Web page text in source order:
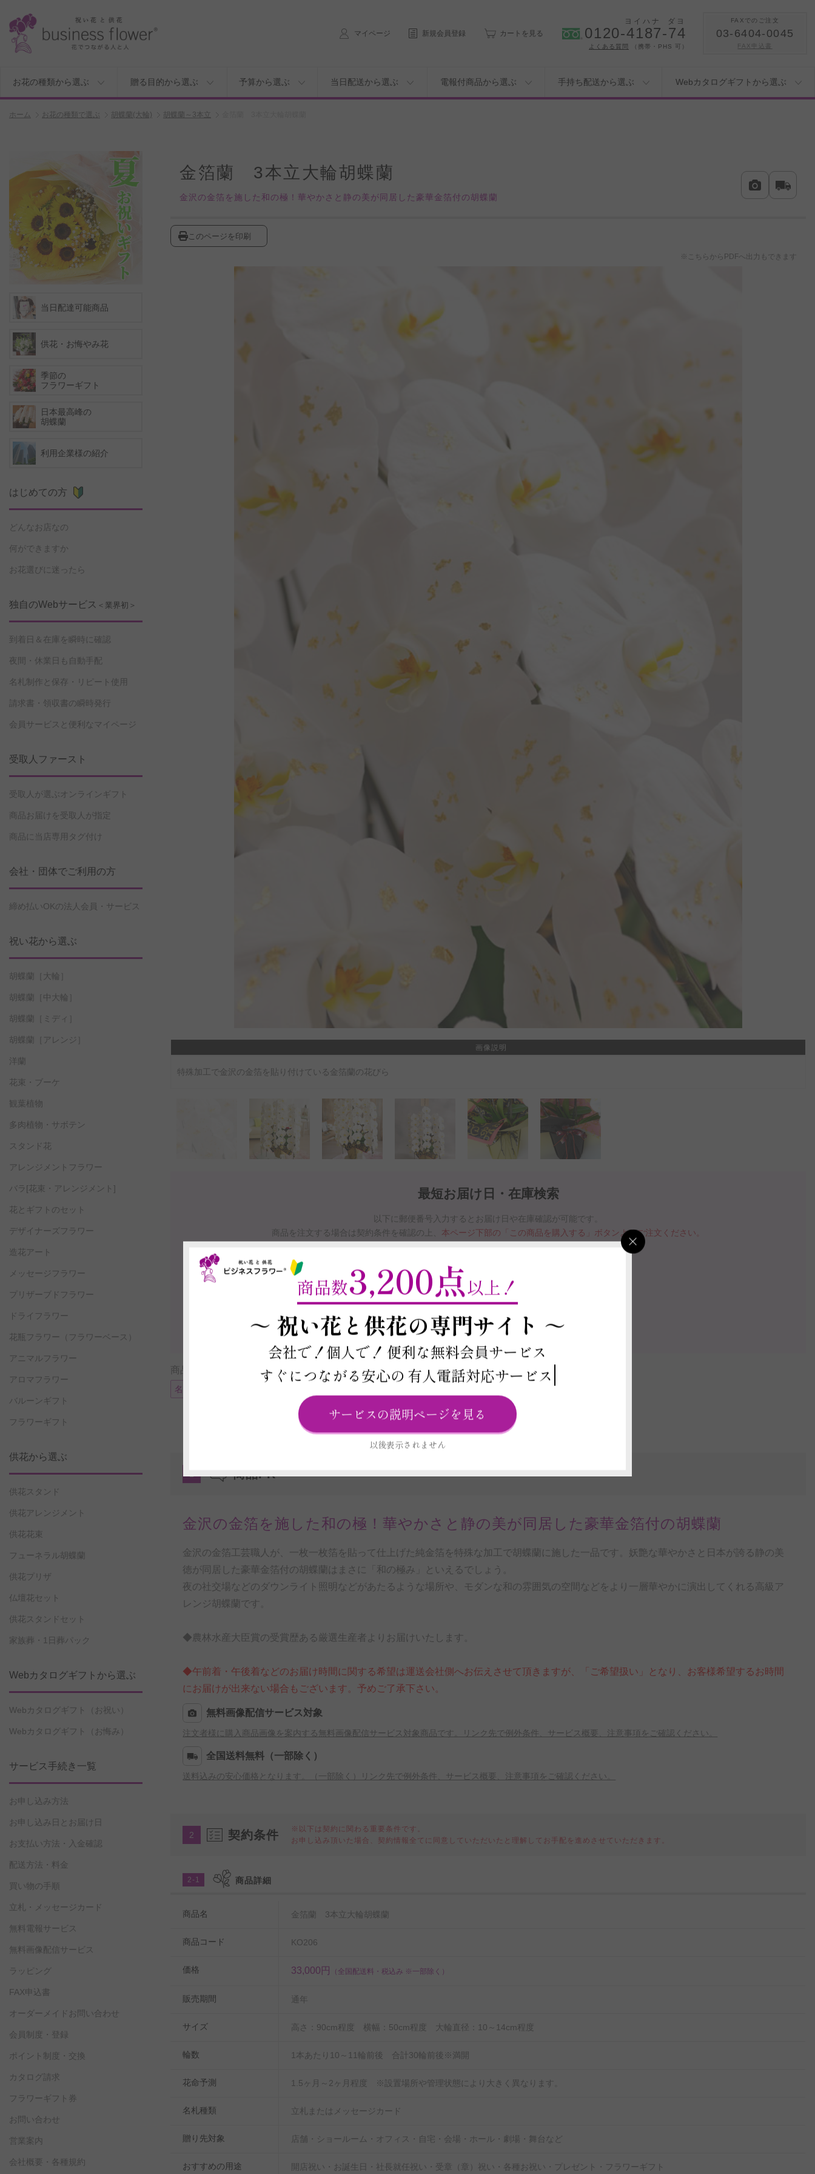
マイページ 新規会員登録 カートを見る
ヨイハナ ダヨ
0120-4187-74
よくある質問 （携帯・PHS 可）
FAXでのご注文
03-6404-0045
FAX申込書
お花の種類から選ぶ 贈る目的から選ぶ 予算から選ぶ 当日配送から選ぶ 電報付商品から選ぶ 手持ち配送から選ぶ Webカタログギフトから選ぶ
ホーム お花の種類で選ぶ 胡蝶蘭(大輪) 胡蝶蘭～3本立
金箔蘭 3本立大輪胡蝶蘭
金沢の金箔を施した和の極！華やかさと静の美が同居した豪華金箔付の胡蝶蘭
このページを印刷
※こちらからPDFへ出力もできます
最短お届け日・在庫検索
以下に郵便番号入力するとお届け日や在庫確認が可能です。
商品を注文する場合は契約条件を確認の上、 本ページ下部の「この商品を購入する」ボタンよりご注文ください。
お届け日と在庫検索についての案内動画
この商品の在庫・お届け日を確認する
商品に付帯可能なサービス
名札またはメッセージカード
画像説明
特殊加工で金沢の金箔を貼り付けている金箔蘭の花びら
1 商品PR
金沢の金箔を施した和の極！華やかさと静の美が同居した豪華金箔付の胡蝶蘭
金沢の金箔工芸職人が、一枚一枚箔を貼って仕上げた純金箔を特殊な加工で胡蝶蘭に施した一品です。妖艶な華やかさと日本が誇る静の美
徳が同居した豪華金箔付の胡蝶蘭はまさに「和の極み」といえるでしょう。
夜の社交場などのダウンライト照明などがあたるような場所や、モダンな和の雰囲気の空間などをより一層華やかに演出してくれる高級ア
レンジ胡蝶蘭です。
◆農林水産大臣賞の受賞歴ある厳選生産者よりお届けいたします。
◆午前着・午後着などのお届け時間に関する希望は運送会社側へお伝えさせて頂きますが、「ご希望扱い」となり、お客様希望するお時間
にお届けが出来ない場合もございます。予めご了承下さい。
無料画像配信サービス対象
注文者様に購入商品画像を案内する無料画像配信サービス対象商品です。リンク先で例外条件、サービス概要、注意事項をご確認ください。
全国送料無料（一部除く）
送料込みの安心価格となります。（一部除く）リンク先で例外条件、サービス概要、注意事項をご確認ください。
2 契約条件
※以下は契約に関わる重要条件です。
お申し込み頂いた場合、契約情報全てに同意していただいたと理解してお手配を進めさせていただきます。
2-1 商品詳細
商品名 金箔蘭 3本立大輪胡蝶蘭
商品コード KO206
価格 33,000円 （全国配送料・税込み ※一部除く）
販売期間 通年
サイズ 高さ：90cm程度 横幅：50cm程度 大輪直径：10～14cm程度
輪数 1本あたり10～11輪前後 合計30輪前後※満開
花命予測 1.5ヶ月～2ヶ月程度 ※設置場所や管理状態により大きく異なります。
名札種類 立札またはメッセージカード
贈り先対象 店舗・ショールーム・オフィス・自宅・会場・ホール・劇場・舞台など
おすすめの用途 開店祝い・お誕生日・社長就任祝い・受章（章）祝い・各種お祝い・プレゼント・フラワーギフト
当日配達可能商品
供花・お悔やみ花
季節の
フラワーギフト
日本最高峰の
胡蝶蘭
利用企業様の紹介
はじめての方
どんなお店なの
何ができますか
お花選びに迷ったら
独自のWebサービス ＜業界初＞
到着日＆在庫を瞬時に確認
夜間・休業日も自動手配
名札制作と保存・リピート使用
請求書・領収書の瞬時発行
会員サービスと便利なマイページ
受取人ファースト
受取人が選ぶオンラインギフト
商品お届けを受取人が指定
商品に当店専用タグ付け
会社・団体でご利用の方
締め払いOKの法人会員・サービス
祝い花から選ぶ
胡蝶蘭［大輪］
胡蝶蘭［中大輪］
胡蝶蘭［ミディ］
胡蝶蘭［アレンジ］
洋蘭
花束・ブーケ
観葉植物
多肉植物・サボテン
スタンド花
アレンジメントフラワー
バラ[花束・アレンジメント]
花とギフトのセット
デザイナーズフラワー
造花アート
メッセージフラワー
プリザーブドフラワー
ドライフラワー
花瓶フラワー （フラワーベース）
アニマルフラワー
アロマフラワー
バルーンギフト
フラワーギフト
供花から選ぶ
供花スタンド
供花アレンジメント
供花花束
フューネラル胡蝶蘭
供花プリザ
仏壇花セット
供花スタンドセット
家族葬・1日葬パック
Webカタログギフトから選ぶ
Webカタログギフト（お祝い）
Webカタログギフト（お悔み）
サービス手続き一覧
お申し込み方法
お申し込み日とお届け日
お支払い方法・入金確認
配送方法・料金
買い物の手順
立札・メッセージカード
無料電報サービス
無料画像配信サービス
ラッピング
FAX申込書
オーダーメイドお問い合わせ
会員制度・登録
ポイント制度・交換
カタログ請求
フラワーギフト券
お問い合わせ
営業案内
会社概要・各種規約
商品数3,200点以上！
～ 祝い花と供花の専門サイト ～
会社で！個人で！ 便利な無料会員サービス
すぐにつながる安心の 有人電話対応サービス
サービスの説明ページを見る
以後表示されません